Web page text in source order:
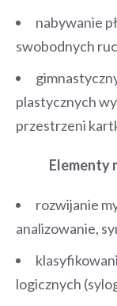
nabywanie
swobodnych
plastycznych
przestrzeni
Elementy
rozwijanie
analizowanie,
logicznych